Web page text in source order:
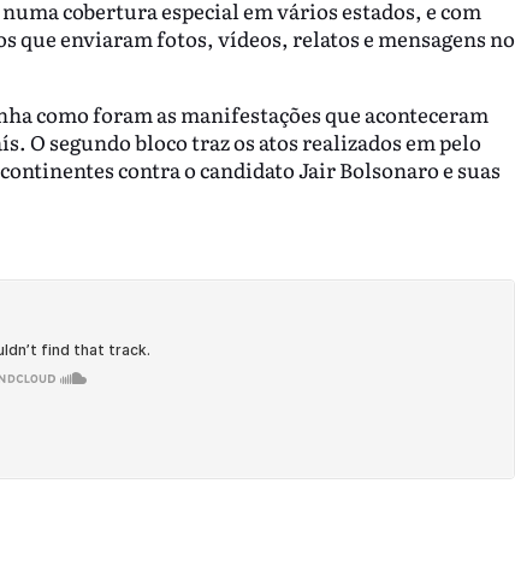
cobertura especial em vários estados, e com
que enviaram fotos, vídeos, relatos e mensagens no
como foram as manifestações que aconteceram
O segundo bloco traz os atos realizados em pelo
contra o candidato Jair Bolsonaro e suas